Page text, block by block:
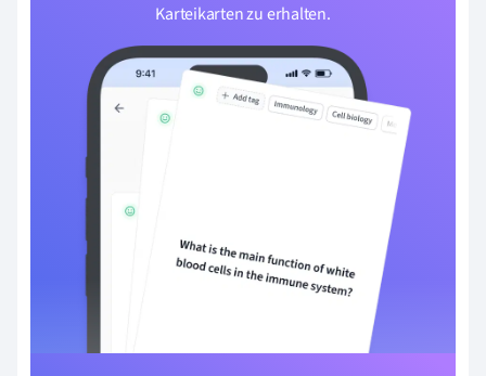
Karteikarten zu erhalten.